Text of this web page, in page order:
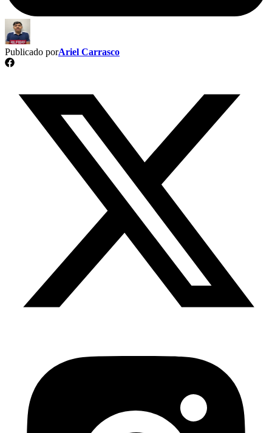
Publicado porAriel Carrasco